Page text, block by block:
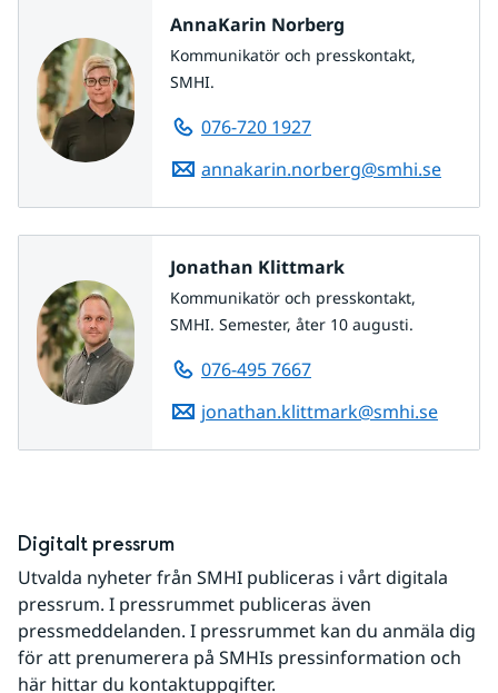
AnnaKarin Norberg
Kommunikatör och presskontakt,
SMHI.
076-720 1927
annakarin.norberg@smhi.se
Jonathan Klittmark
Kommunikatör och presskontakt,
SMHI. Semester, åter 10 augusti.
076-495 7667
jonathan.klittmark@smhi.se
Digitalt pressrum
Utvalda nyheter från SMHI publiceras i vårt digitala
pressrum. I pressrummet publiceras även
pressmeddelanden. I pressrummet kan du anmäla dig
för att prenumerera på SMHIs pressinformation och
här hittar du kontaktuppgifter.